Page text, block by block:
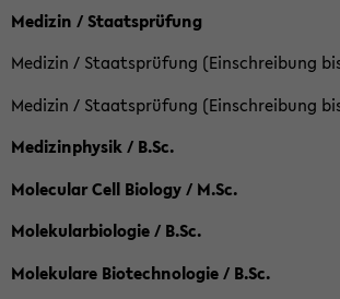
Medizin / Staatsprüfung
Medizin / Staatsprüfung (Einschreibung
Medizin / Staatsprüfung (Einschreibung
Medizinphysik / B.Sc.
Molecular Cell Biology / M.Sc.
Molekularbiologie / B.Sc.
Molekulare Biotechnologie / B.Sc.